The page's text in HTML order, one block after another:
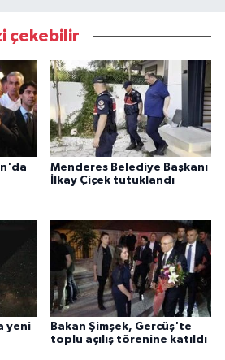
çekebilir
Menderes Belediye Başkanı
İlkay Çiçek tutuklandı
yeni
Bakan Şimşek, Gercüş'te
toplu açılış törenine katıldı